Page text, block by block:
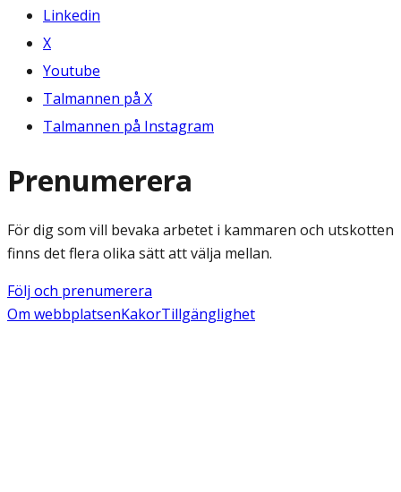
Linkedin
X
Youtube
Talmannen på X
Talmannen på Instagram
Prenumerera
För dig som vill bevaka arbetet i kammaren och utskotten
finns det flera olika sätt att välja mellan.
Följ och prenumerera
Om webbplatsenKakorTillgänglighet